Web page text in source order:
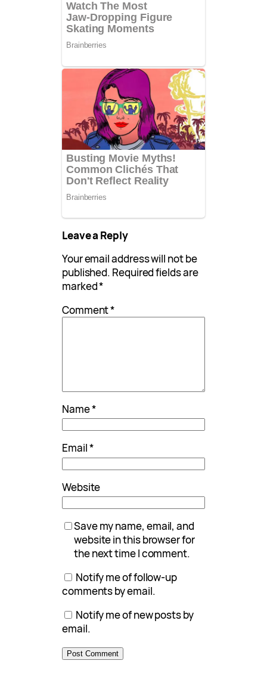
Leave a Reply
Your email address will not be
published. Required fields are
marked*
Comment*
Name*
Email*
Website
Save my name, email, and
website in this browser for
the next time I comment.
Notify me of follow-up
comments by email.
Notify me of new posts by
email.